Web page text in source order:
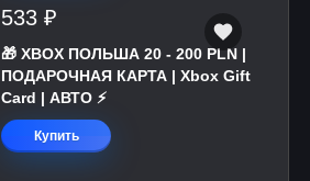
533 ₽
🎁 XBOX ПОЛЬША 20 - 200 PLN |
ПОДАРОЧНАЯ КАРТА | Xbox Gift
Card | АВТО ⚡
Купить